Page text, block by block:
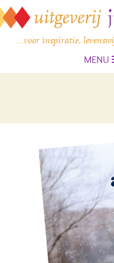
…voor inspiratie,
MENU